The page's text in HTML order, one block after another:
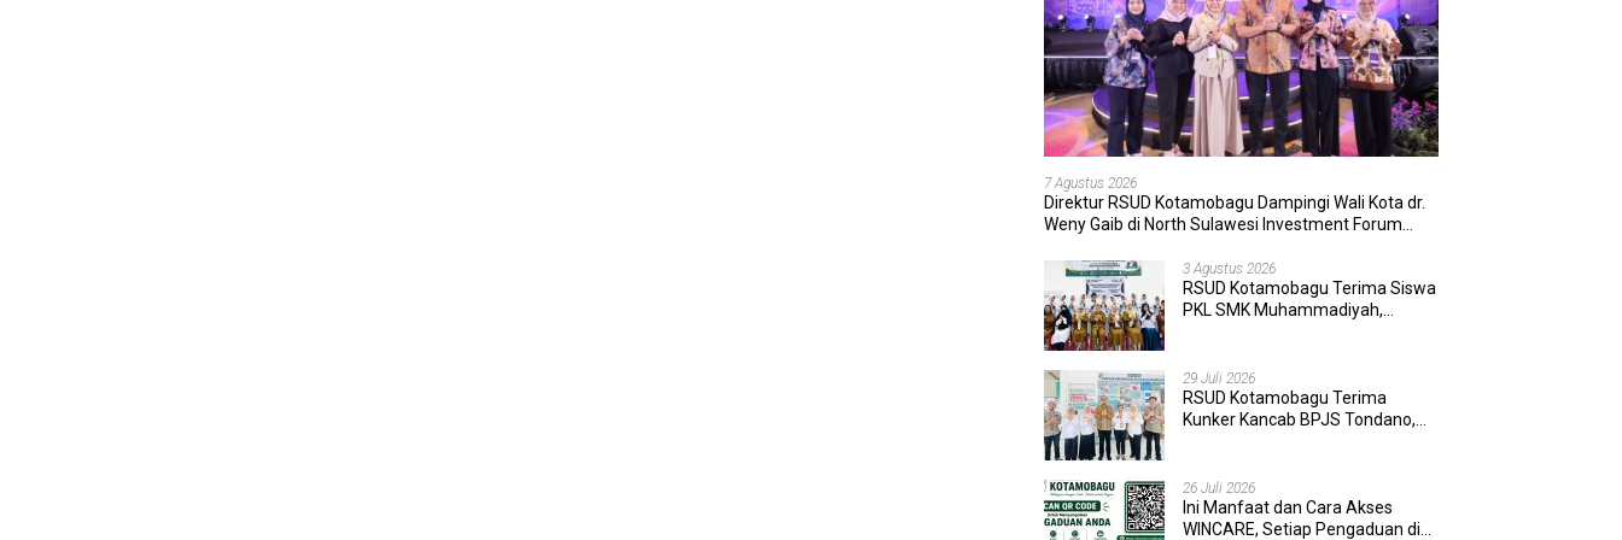
7 Agustus 2026
Direktur RSUD Kotamobagu Dampingi Wali Kota dr.
Weny Gaib di North Sulawesi Investment Forum
3 Agustus 2026
RSUD Kotamobagu Terima Siswa
PKL SMK Muhammadiyah,
29 Juli 2026
RSUD Kotamobagu Terima
Kunker Kancab BPJS Tondano,
26 Juli 2026
Ini Manfaat dan Cara Akses
WINCARE, Setiap Pengaduan di